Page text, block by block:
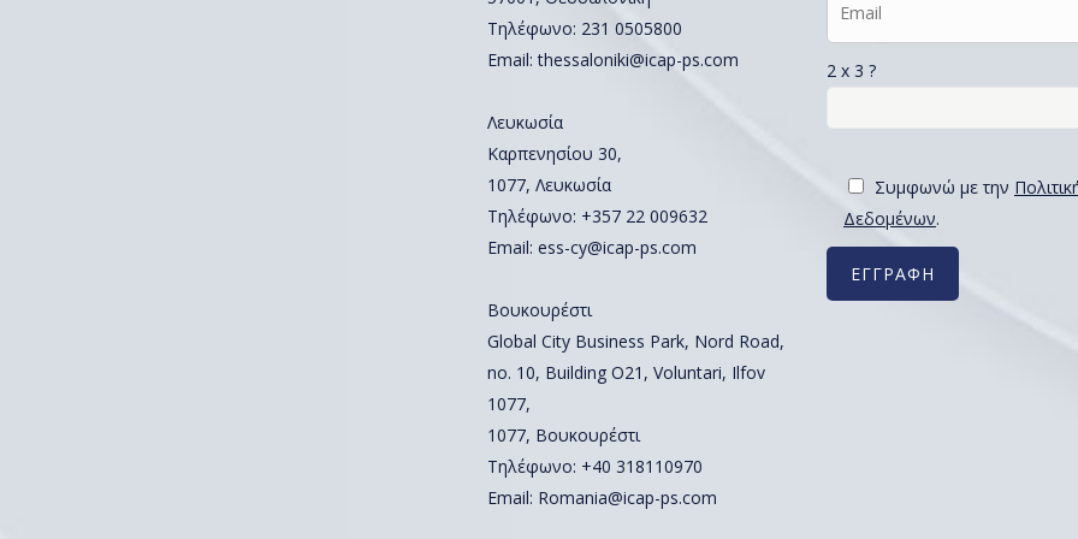
Τηλέφωνο: 231 0505800
Email:thessaloniki@icap-ps.com
Λευκωσία
Καρπενησίου 30,
1077, Λευκωσία
Τηλέφωνο: +357 22 009632
Email: ess-cy@icap-ps.com
Βουκουρέστι
Global City Business Park, Nord Road,
no. 10, Building O21, Voluntari, Ilfov
1077,
1077, Βουκουρέστι
Τηλέφωνο: +40 318110970
Email: Romania@icap-ps.com
2 x 3 ?
Συμφωνώ με την
Δεδομένων.